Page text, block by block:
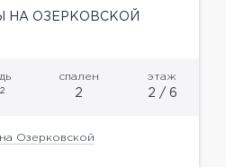
НА ОЗЕРКОВСКОЙ
2
спален
2
этаж
2 / 6
Озерковской